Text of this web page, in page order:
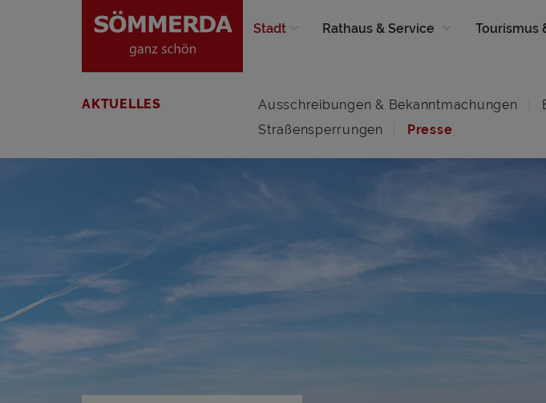
Stadt Rathaus & Service Tourismus
AKTUELLES Ausschreibungen & Bekanntmachungen
Straßensperrungen
Presse